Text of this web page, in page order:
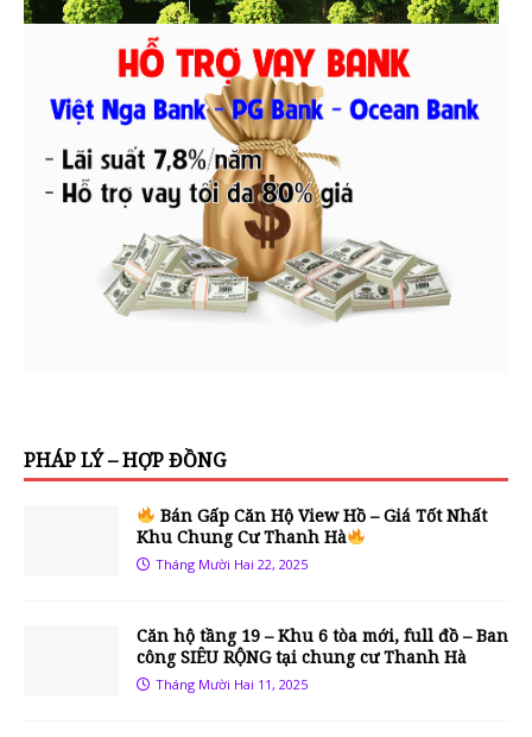
PHÁP LÝ – HỢP ĐỒNG
Bán Gấp Căn Hộ View Hồ – Giá Tốt Nhất
Khu Chung Cư Thanh Hà
Tháng Mười Hai 22, 2025
Căn hộ tầng 19 – Khu 6 tòa mới, full đồ – Ban
công SIÊU RỘNG tại chung cư Thanh Hà
Tháng Mười Hai 11, 2025